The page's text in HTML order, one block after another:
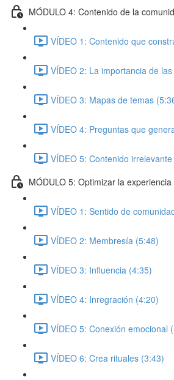
MÓDULO 4: Contenido de la
VÍDEO 1: Contenido que
VÍDEO 2: La importancia de
VÍDEO 3: Mapas de temas
VÍDEO 4: Preguntas que
VÍDEO 5: Contenido
MÓDULO 5: Optimizar la
VÍDEO 1: Sentido de
VÍDEO 2: Membresía (5:48)
VÍDEO 3: Influencia (4:35)
VÍDEO 4: Inregración (4:20)
VÍDEO 5: Conexión emocional
VÍDEO 6: Crea rituales (3:43)